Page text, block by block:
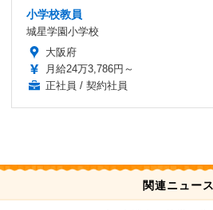
小学校教員
城星学園小学校
大阪府
月給24万3,786円～
正社員 / 契約社員
関連ニュース